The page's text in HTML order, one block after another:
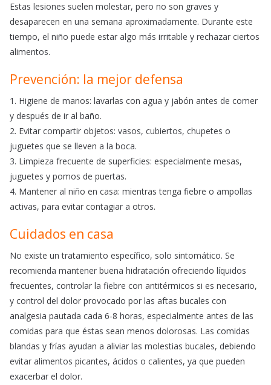
Estas lesiones suelen molestar, pero no son graves y
desaparecen en una semana aproximadamente. Durante este
tiempo, el niño puede estar algo más irritable y rechazar ciertos
alimentos.
Prevención: la mejor defensa
1. Higiene de manos: lavarlas con agua y jabón antes de comer
y después de ir al baño.
2. Evitar compartir objetos: vasos, cubiertos, chupetes o
juguetes que se lleven a la boca.
3. Limpieza frecuente de superficies: especialmente mesas,
juguetes y pomos de puertas.
4. Mantener al niño en casa: mientras tenga fiebre o ampollas
activas, para evitar contagiar a otros.
Cuidados en casa
No existe un tratamiento específico, solo sintomático. Se
recomienda mantener buena hidratación ofreciendo líquidos
frecuentes, controlar la fiebre con antitérmicos si es necesario,
y control del dolor provocado por las aftas bucales con
analgesia pautada cada 6-8 horas, especialmente antes de las
comidas para que éstas sean menos dolorosas. Las comidas
blandas y frías ayudan a aliviar las molestias bucales, debiendo
evitar alimentos picantes, ácidos o calientes, ya que pueden
exacerbar el dolor.